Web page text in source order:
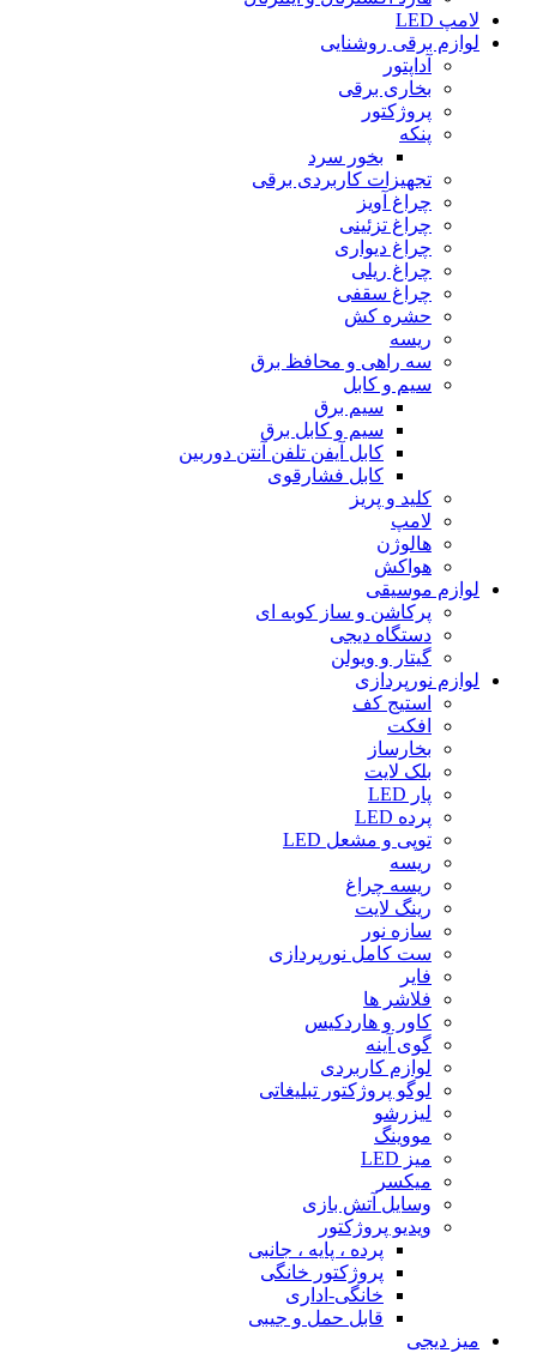
لامپ LED
لوازم برقی روشنایی
آداپتور
بخارى برقى
پروژکتور
پنکه
بخور سرد
تجهیزات کاربردى برقى
چراغ آویز
چراغ تزئینى
چراغ دیوارى
چراغ ریلى
چراغ سقفى
حشره کش
ریسه
سه راهى و محافظ برق
سیم و کابل
سیم برق
سیم و کابل برق
کابل آیفن تلفن آنتن دوربین
کابل فشارقوى
کلید و پریز
لامپ
هالوژن
هواکش
لوازم موسیقی
پرکاشن و ساز کوبه ای
دستگاه دیجى
گیتار و ویولن
لوازم نورپردازی
استیج کف
افکت
بخارساز
بلک لایت
پار LED
پرده LED
توپی و مشعل LED
ریسه
ریسه چراغ
رینگ لایت
سازه نور
ست کامل نورپردازی
فایر
فلاشر ها
کاور و هاردکیس
گوی آینه
لوازم کاربردی
لوگو پروژکتور تبلیغاتی
لیزرشو
مووینگ
میز LED
میکسر
وسایل آتش بازی
ویدیو پروژکتور
پرده ، پایه ، جانبی
پروژکتور خانگی
خانگی-اداری
قابل حمل و جیبی
میز دیجی